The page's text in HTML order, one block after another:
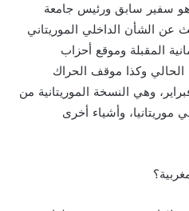
سفير سابق ورئيس جامعة
عن الشأن الداخلي الموريتاني
المقبلة وموقع أحزاب
وكذا موقف الحراك
المتمثل في حركة 25 فبراير، وهي النسخة الموريتانية من
موريتانيا، وأشياء أخرى